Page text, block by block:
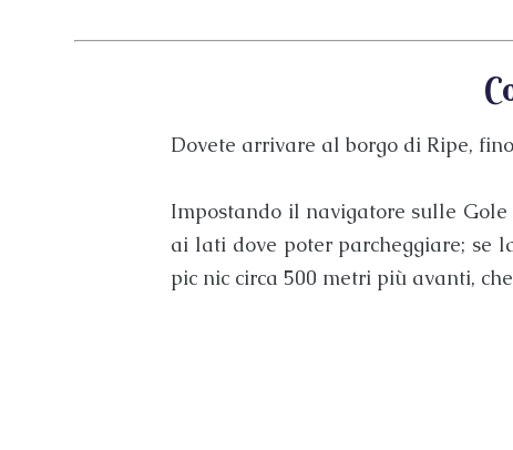
Dovete arrivare al borgo di Ripe,
Impostando il navigatore sulle
ai lati dove poter parcheggiare; se
pic nic circa 500 metri più avanti,